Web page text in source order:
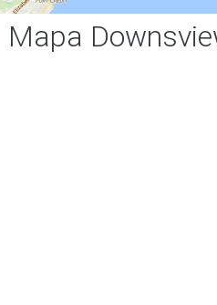
Mapa